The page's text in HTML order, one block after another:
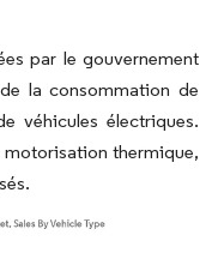
par le gouvernement
la consommation de
véhicules électriques.
thermique,